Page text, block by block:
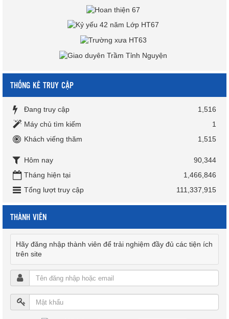
THỐNG KÊ TRUY CẬP
Đang truy cập
1,516
Máy chủ tìm kiếm
1
Khách viếng thăm
1,515
Hôm nay
90,344
Tháng hiện tại
1,466,846
Tổng lượt truy cập
111,337,915
THÀNH VIÊN
Hãy đăng nhập thành viên để trải nghiệm đầy đủ các tiện ích
trên site